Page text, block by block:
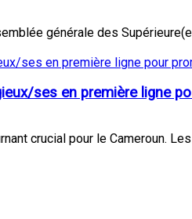
générale des
ses en première ligne
crucial pour le Cameroun.